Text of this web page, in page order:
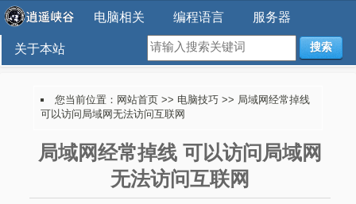
电脑相关 编程语言 服务器
关于本站 搜索
您当前位置： 网站首页 >> 电脑技巧 >> 局域网经常掉线
可以访问局域网无法访问互联网
局域网经常掉线 可以访问局域网
无法访问互联网